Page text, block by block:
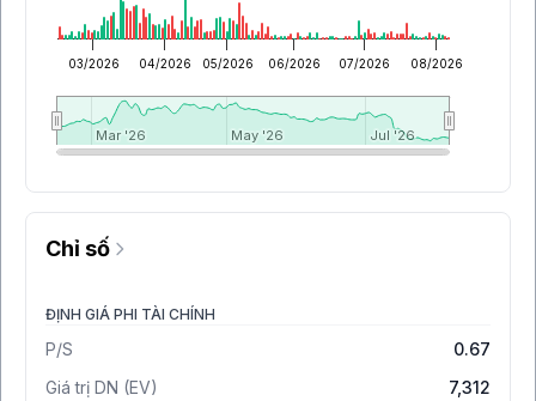
03/2026 04/2026 05/2026 06/2026 07/2026 08/2026
Mar '26
Mar '26 May '26
May '26 Jul '26
Jul '26
Chỉ số
ĐỊNH GIÁ PHI TÀI CHÍNH
P/S
0.67
Giá trị DN (EV)
7,312